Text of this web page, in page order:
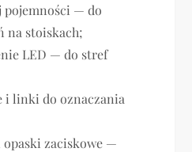
pojemności — do
na stoiskach;
LED — do stref
i linki do oznaczania
zaciskowe —